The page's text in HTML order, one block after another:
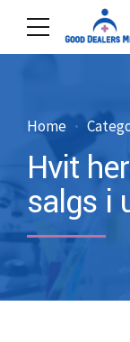
Home
Hvit
salgs i